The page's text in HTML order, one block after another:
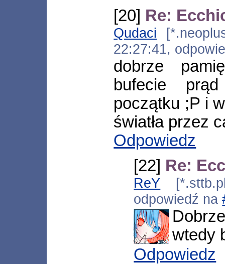
[20] Re:
Qudaci
22:27:41,
dobrze
bufecie
początku ;P i
światła przez
Odpowiedz
[22] Re:
ReY
odpowiedź na
wtedy
Odpowiedz